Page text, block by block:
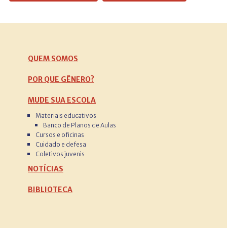
QUEM SOMOS
POR QUE GÊNERO?
MUDE SUA ESCOLA
Materiais educativos
Banco de Planos de Aulas
Cursos e oficinas
Cuidado e defesa
Coletivos juvenis
NOTÍCIAS
BIBLIOTECA